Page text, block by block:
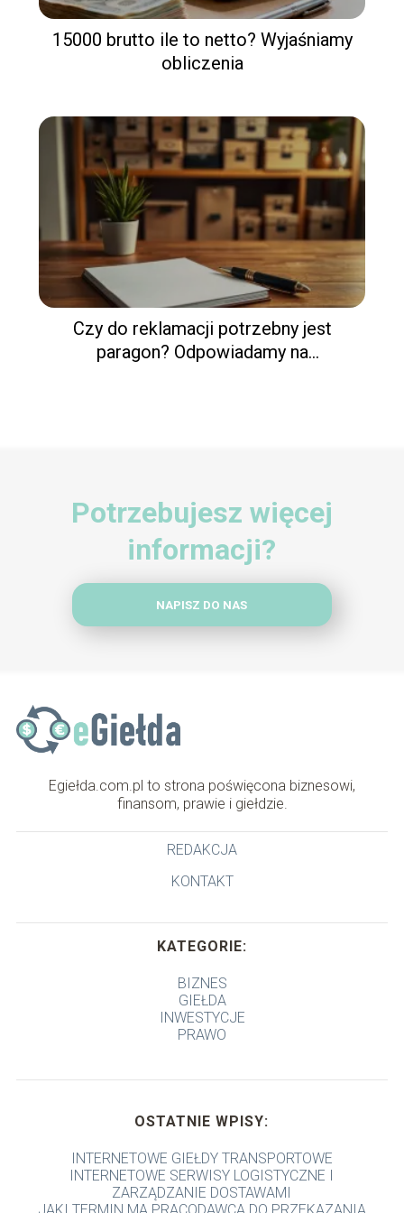
15000 brutto ile to netto? Wyjaśniamy
obliczenia
Czy do reklamacji potrzebny jest
paragon? Odpowiadamy na
Potrzebujesz więcej
informacji?
NAPISZ DO NAS
Egiełda.com.pl to strona poświęcona biznesowi,
finansom, prawie i giełdzie.
REDAKCJA
KONTAKT
KATEGORIE:
BIZNES
GIEŁDA
INWESTYCJE
PRAWO
OSTATNIE WPISY:
INTERNETOWE GIEŁDY TRANSPORTOWE
INTERNETOWE SERWISY LOGISTYCZNE I
ZARZĄDZANIE DOSTAWAMI